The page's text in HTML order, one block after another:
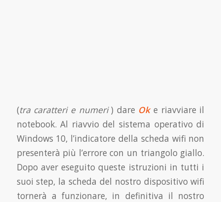
(tra caratteri e numeri) dare Oke riavviare il
notebook. Al riavvio del sistema operativo di
Windows 10, l’indicatore della scheda wifi non
presenterà più l’errore con un triangolo giallo.
Dopo aver eseguito queste istruzioni in tutti i
suoi step, la scheda del nostro dispositivo wifi
tornerà a funzionare, in definitiva il nostro